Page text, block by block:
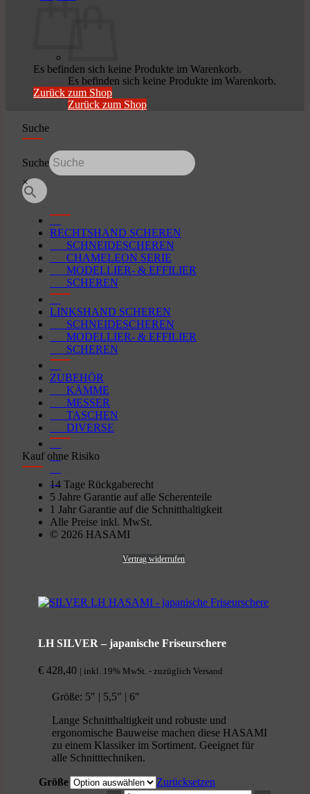
Es befinden sich keine Produkte im Warenkorb.
Zurück zum Shop
Es befinden sich keine Produkte im Warenkorb.
Zurück zum Shop
Suche
Suche
×
RECHTSHAND SCHEREN
SCHNEIDESCHEREN
CHAMELEON SERIE
MODELLIER- & EFFILIER
SCHEREN
LINKSHAND SCHEREN
SCHNEIDESCHEREN
MODELLIER- & EFFILIER
SCHEREN
ZUBEHÖR
KÄMME
MESSER
TASCHEN
DIVERSE
Kauf ohne Risiko
14 Tage Rückgaberecht
5 Jahre Garantie auf alle Scherenteile
1 Jahr Garantie auf die Schnitthaltigkeit
Alle Preise inkl. MwSt.
© 2026 HASAMI
Vertrag widerrufen
LH SILVER – japanische Friseurschere
€ 428,40 | inkl. 19% MwSt. - zuzüglich Versand
Größe: 5″ | 5,5″ | 6″
Lange Schnitthaltigkeit und robuste und
ergonomische Bauweise machen diese HASAMI
zu einem Klassiker im Sortiment. Geeignet für
alle Schnitttechniken.
Größe Zurücksetzen